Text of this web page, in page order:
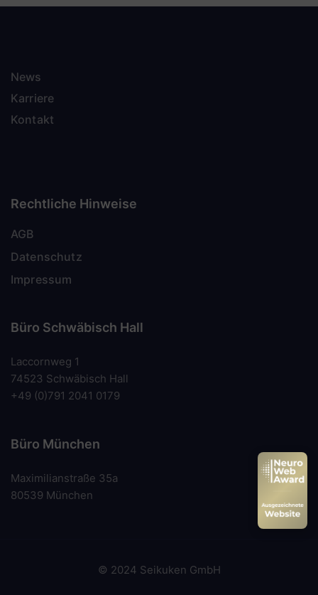
News
Karriere
Kontakt
Rechtliche Hinweise
AGB
Datenschutz
Impressum
Büro Schwäbisch Hall
Laccornweg 1
74523 Schwäbisch Hall
+49 (0)791 2041 0179
Büro München
Maximilianstraße 35a
80539 München
© 2024 Seikuken GmbH